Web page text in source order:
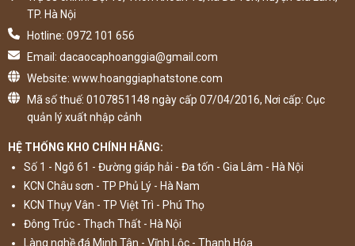
TP. Hà Nội
Hotline: 0972 101 656
Email: dacaocaphoanggia@gmail.com
Website: www.hoanggiaphatstone.com
Mã số thuế: 0107851148 ngày cấp 07/04/2016, Nơi cấp: Cục
quản lý xuất nhập cảnh
HỆ THỐNG KHO CHÍNH HÃNG:
Số 1 - Ngõ 61 - Đường giáp hải - Đa tốn - Gia Lâm - Hà Nội
KCN Châu sơn - TP Phủ Lý - Hà Nam
KCN Thụy Vân - TP Việt Trì - Phú Thọ
Đông Trúc - Thạch Thất - Hà Nội
Làng nghề đá Minh Tân - Vĩnh Lộc - Thanh Hóa